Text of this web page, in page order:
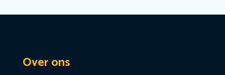
Over ons